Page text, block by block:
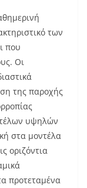
των
που
Οι
της παροχής
υψηλών
στα μοντέλα
οριζόντια
προτεταμένα